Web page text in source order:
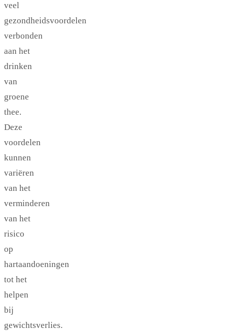
veel
gezondheidsvoordelen
verbonden
aan het
drinken
van
groene
thee.
Deze
voordelen
kunnen
variëren
van het
verminderen
van het
risico
op
hartaandoeningen
tot het
helpen
bij
gewichtsverlies.